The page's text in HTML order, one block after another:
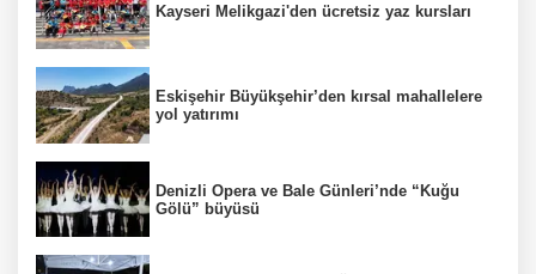
Kayseri Melikgazi'den ücretsiz yaz kursları
Eskişehir Büyükşehir’den kırsal mahallelere
yol yatırımı
Denizli Opera ve Bale Günleri’nde “Kuğu
Gölü” büyüsü